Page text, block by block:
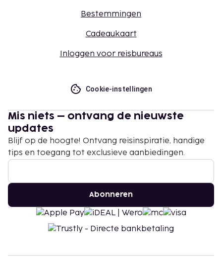
Bestemmingen
Cadeaukaart
Inloggen voor reisbureaus
Cookie-instellingen
Mis niets – ontvang de nieuwste
updates
Blijf op de hoogte! Ontvang reisinspiratie, handige
tips en toegang tot exclusieve aanbiedingen.
Abonneren